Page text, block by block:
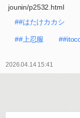
jounin/p2532.html
##はたけカカシ
##上忍服
2026.04.14 15:41